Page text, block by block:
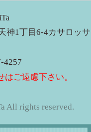
神1丁目6-4カサロッサ
4257
ご遠慮下さい。
All rights reserved.